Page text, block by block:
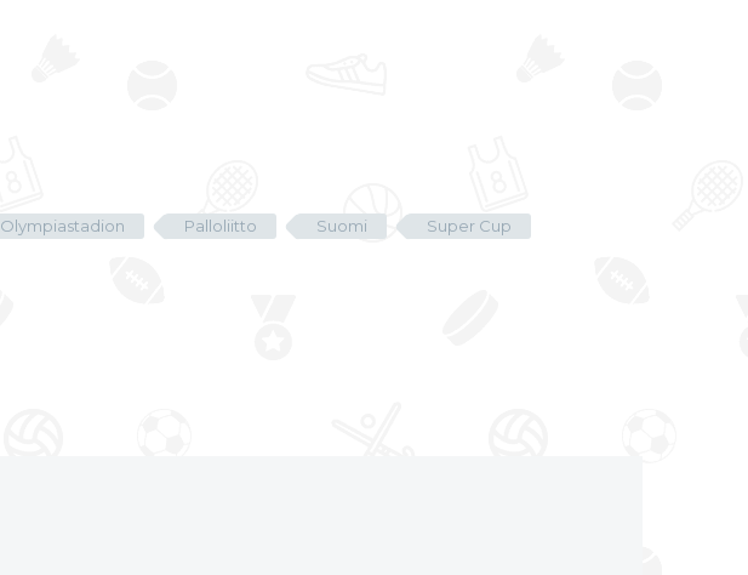
Olympiastadion Palloliitto Suomi
Super Cup